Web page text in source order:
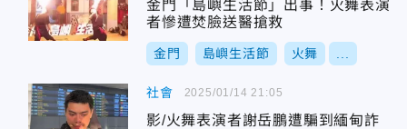
金門「島嶼生活節」出事！火舞表演
者慘遭焚臉送醫搶救
金門 島嶼生活節 火舞
社會
影/火舞表演者謝岳鵬遭騙到緬甸詐
2025/01/14 21:05